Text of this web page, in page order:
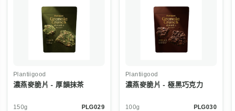
Plantiigood
濃燕麥脆片 - 厚韻抹茶
150g PLG029
Plantiigood
濃燕麥脆片 - 極黑巧克力
100g PLG030